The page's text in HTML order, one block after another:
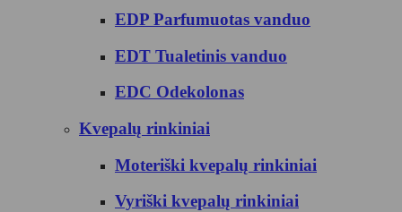
EDP Parfumuotas vanduo
EDT Tualetinis vanduo
EDC Odekolonas
Kvepalų rinkiniai
Moteriški kvepalų rinkiniai
Vyriški kvepalų rinkiniai